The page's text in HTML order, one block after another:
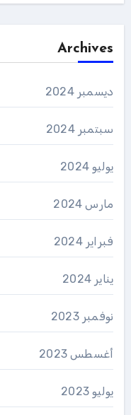
Archives
ديسمبر 2024
سبتمبر 2024
يوليو 2024
مارس 2024
فبراير 2024
يناير 2024
نوفمبر 2023
أغسطس 2023
يوليو 2023